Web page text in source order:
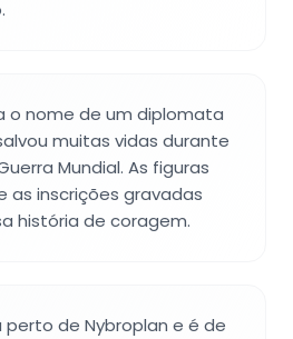
o nome de um diplomata
muitas vidas durante
Mundial. As figuras
as inscrições gravadas
história de coragem.
perto de Nybroplan e é de